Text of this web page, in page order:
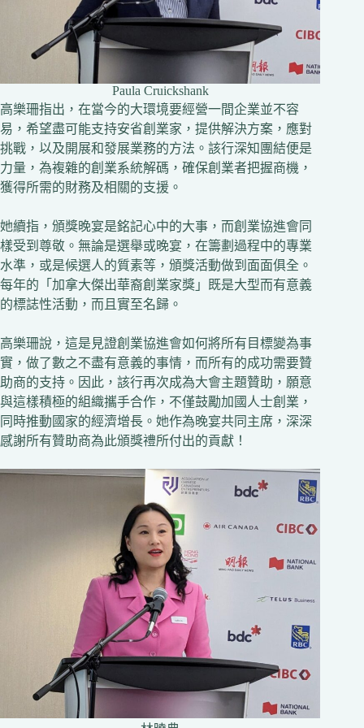
Paula Cruickshank
高樂珊指出，在當今的大環境要經營一間企業並不容
易，希望盡可能支持安省創業家，提供解決方案，應對
挑戰，以及開展和發展業務的方法。該行深知團結便是
力量，為複雜的創業系統解碼，確保創業者把握商機，
獲得所需的財務及相關的支援。
她續指，頒獎晚宴是銘記心中的大事，而創業協進會同
樣受到尊敬。無論是選舉或晚宴，在籌劃過程中的專業
水準，或是候選人的質素等，頒獎活動做到面面俱全。
每年的「加拿大傑出華裔創業家獎」既是大型而有意義
的標誌性活動，而且實至名歸。
高樂珊說，這是見證創業協進會如何將所有目標變為事
實，做了數之不盡有意義的事情，而所有的成功需要贊
助商的支持。因此，該行再次成為大會主題贊助，願意
與這樣積極的組織攜手合作，不僅鼓勵加國人士創業，
同時推動國家的經濟增長。她作為晚宴共同主席，深深
感謝所有贊助商為此頒獎禮所付出的貢獻！